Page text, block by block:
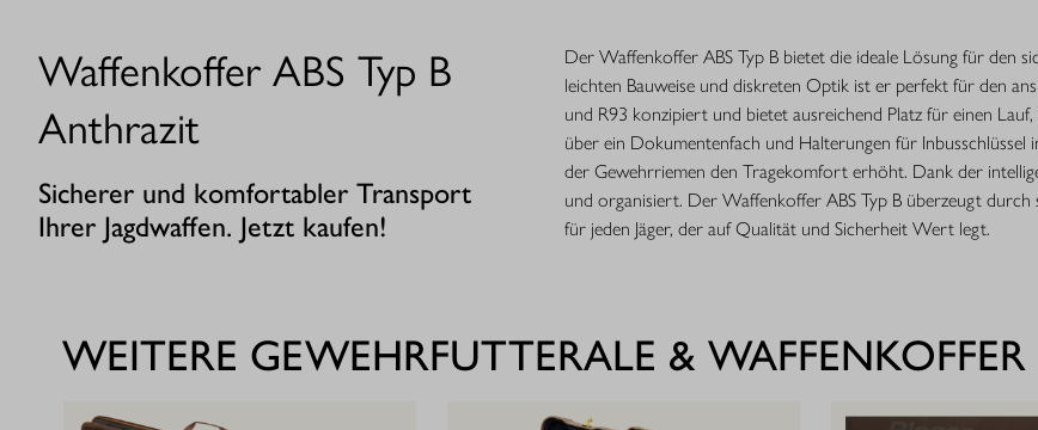
Waffenkoffer ABS Typ B
Anthrazit
Sicherer und komfortabler Transport
Ihrer Jagdwaffen. Jetzt kaufen!
Der Waffenkoffer ABS Typ B bietet die ideale Lösung für den
leichten Bauweise und diskreten Optik ist er perfekt für den
und R93 konzipiert und bietet ausreichend Platz für einen
über ein Dokumentenfach und Halterungen für
der Gewehrriemen den Tragekomfort erhöht. Dank der
und organisiert. Der Waffenkoffer ABS Typ B überzeugt
für jeden Jäger, der auf Qualität und Sicherheit Wert legt.
WEITERE GEWEHRFUTTERALE & WAFFENKOFFER